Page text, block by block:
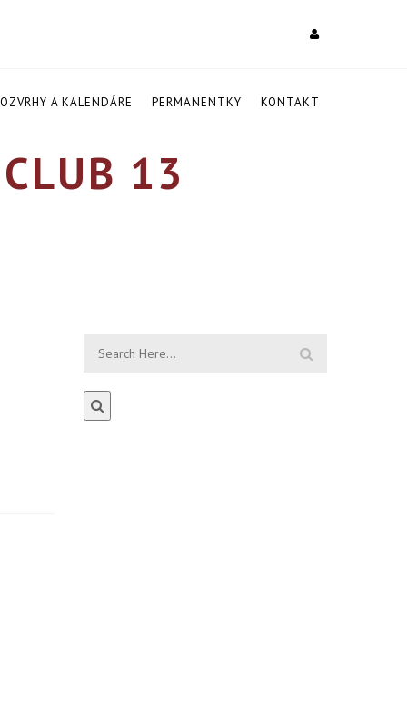
A KALENDÁRE PERMANENTKY KONTAKT
13